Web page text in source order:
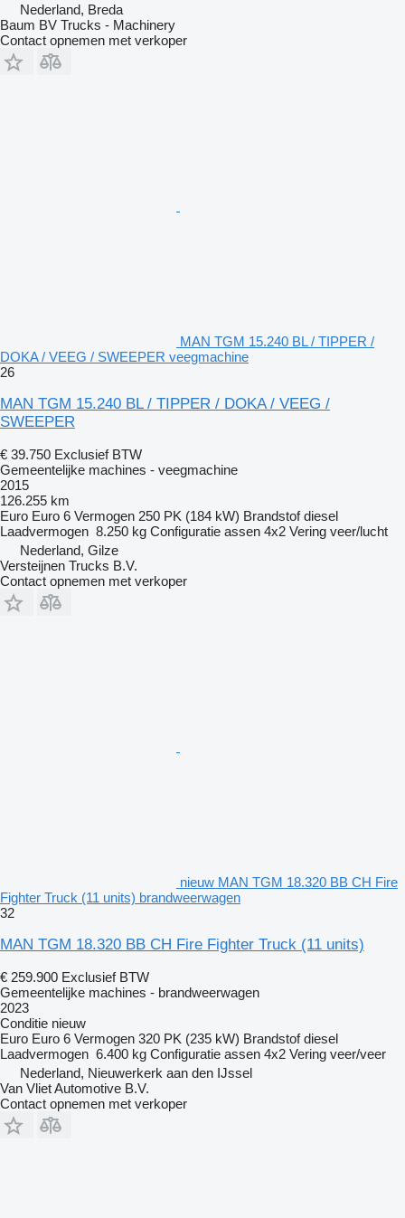
Nederland, Breda
Baum BV Trucks - Machinery
Contact opnemen met verkoper
MAN TGM 15.240 BL / TIPPER /
DOKA / VEEG / SWEEPER veegmachine
26
MAN TGM 15.240 BL / TIPPER / DOKA / VEEG /
SWEEPER
€ 39.750 Exclusief BTW
Gemeentelijke machines - veegmachine
2015
126.255 km
Euro Euro 6 Vermogen 250 PK (184 kW) Brandstof diesel
Laadvermogen 8.250 kg Configuratie assen 4x2 Vering veer/lucht
Nederland, Gilze
Versteijnen Trucks B.V.
Contact opnemen met verkoper
nieuw MAN TGM 18.320 BB CH Fire
Fighter Truck (11 units) brandweerwagen
32
MAN TGM 18.320 BB CH Fire Fighter Truck (11 units)
€ 259.900 Exclusief BTW
Gemeentelijke machines - brandweerwagen
2023
Conditie nieuw
Euro Euro 6 Vermogen 320 PK (235 kW) Brandstof diesel
Laadvermogen 6.400 kg Configuratie assen 4x2 Vering veer/veer
Nederland, Nieuwerkerk aan den IJssel
Van Vliet Automotive B.V.
Contact opnemen met verkoper